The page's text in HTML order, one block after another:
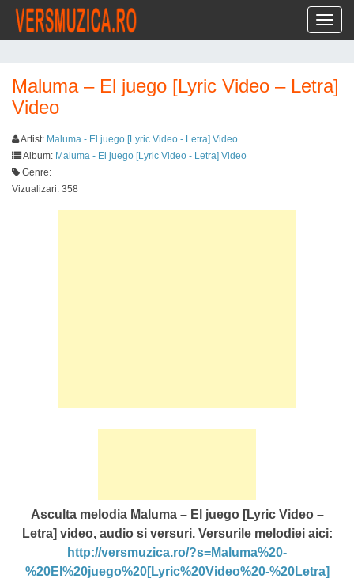
Maluma – El juego [Lyric Video – Letra]
Video
Artist: Maluma - El juego [Lyric Video - Letra] Video
Album: Maluma - El juego [Lyric Video - Letra] Video
Genre:
Vizualizari: 358
Asculta melodia Maluma – El juego [Lyric Video –
Letra] video, audio si versuri. Versurile melodiei aici:
http://versmuzica.ro/?s=Maluma%20-
%20El%20juego%20[Lyric%20Video%20-%20Letra]